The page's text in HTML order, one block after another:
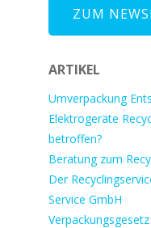
ZUM
ARTIKEL
Umverpackung
Elektrogeräte
betroffen?
Beratung zum
Der
Service GmbH